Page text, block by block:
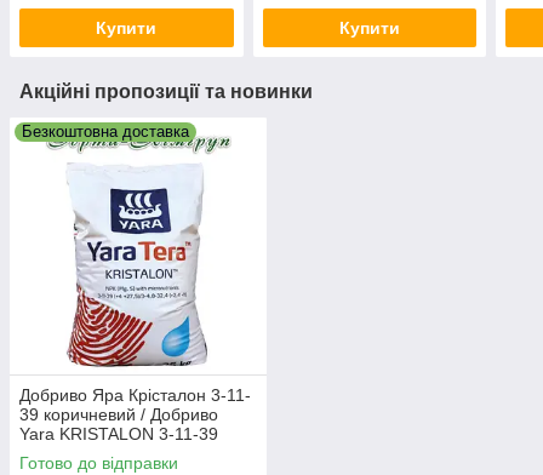
Купити Купити
Акційні пропозиції та новинки
Безкоштовна доставка
Добриво Яра Крісталон 3-11-
39 коричневий / Добриво
Yara KRISTALON 3-11-39
BROWN (25 кг)
Готово до відправки